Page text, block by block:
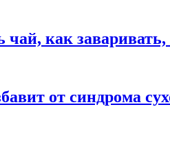
как
от синдрома